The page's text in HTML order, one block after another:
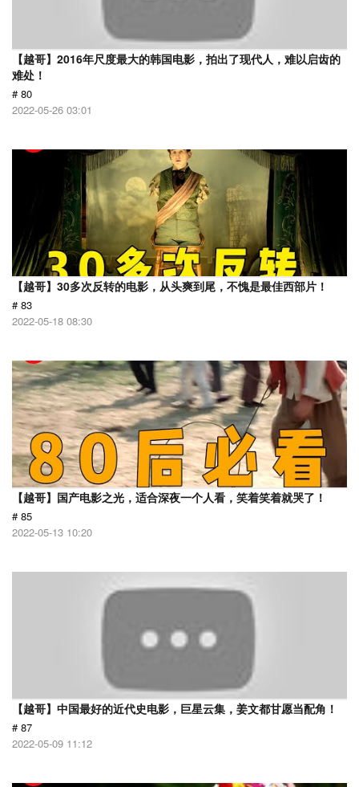
【越哥】2016年尺度最大的韩国电影，拍出了现代人，难以启齿的
难处！
# 80
2022-05-26 03:01
【越哥】30多次反转的电影，从头爽到尾，不愧是最佳西部片！
# 83
2022-05-18 08:30
【越哥】国产电影之光，适合深夜一个人看，笑着笑着就哭了！
# 85
2022-05-13 10:20
【越哥】中国最好的近代史电影，巨星云集，姜文都甘愿当配角！
# 87
2022-05-09 11:12